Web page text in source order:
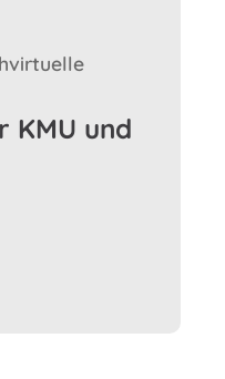
KMU und